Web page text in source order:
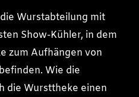
Wurstabteilung mit
Show-Kühler, in dem
zum Aufhängen von
Wie die
die Wursttheke einen